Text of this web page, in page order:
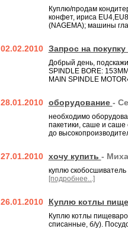
Куплю/продам
конфет, ириса
(NAGEMA); машины
02.02.2010 Запрос на
Добрый день,
SPINDLE BORE:
MAIN SPINDLE
28.01.2010 оборудование -
необходимо
пакетики, саше и
до
27.01.2010 хочу купить -
куплю
[подробнее...]
26.01.2010 Куплю котлы
Куплю котлы
списанные, б/у).